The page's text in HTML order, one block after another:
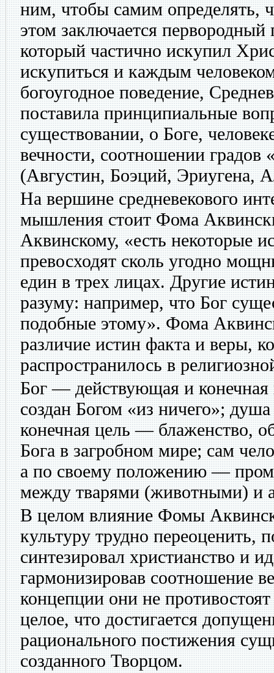
ним, чтобы самим определять,
этом заключается первородный
который частично искупил
искупиться и каждым
богоугодное поведение,
поставила принципиальные
существовании, о Боге,
вечности, соотношении градов
(Августин, Боэций, Эриугена,
На вершине средневекового
мышления стоит Фома
Аквинскому, «есть некоторые
превосходят сколь угодно
един в трех лицах. Другие
разуму: например, что Бог
подобные этому». Фома
различие истин факта и веры,
распространилось в
Бог — действующая и
создан Богом «из ничего»;
конечная цель — блаженство,
Бога в загробном мире; сам
а по своему положению —
между тварями (животными) и
В целом влияние Фомы
культуру трудно переоценить,
синтезировал христианство и
гармонизировав соотношение
концепции они не
целое, что достигается
рационального постижения
созданного Творцом.